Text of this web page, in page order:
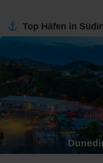
Top Häfen in